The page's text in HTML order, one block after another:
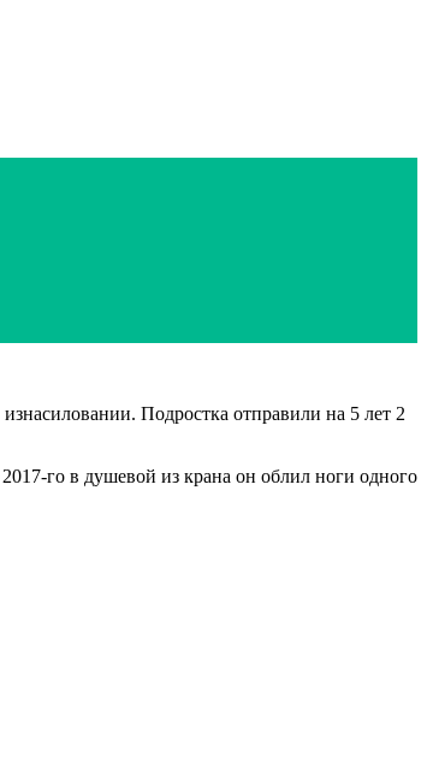
Подростка отправили на 5 лет 2
го в душевой из крана он облил ноги одного